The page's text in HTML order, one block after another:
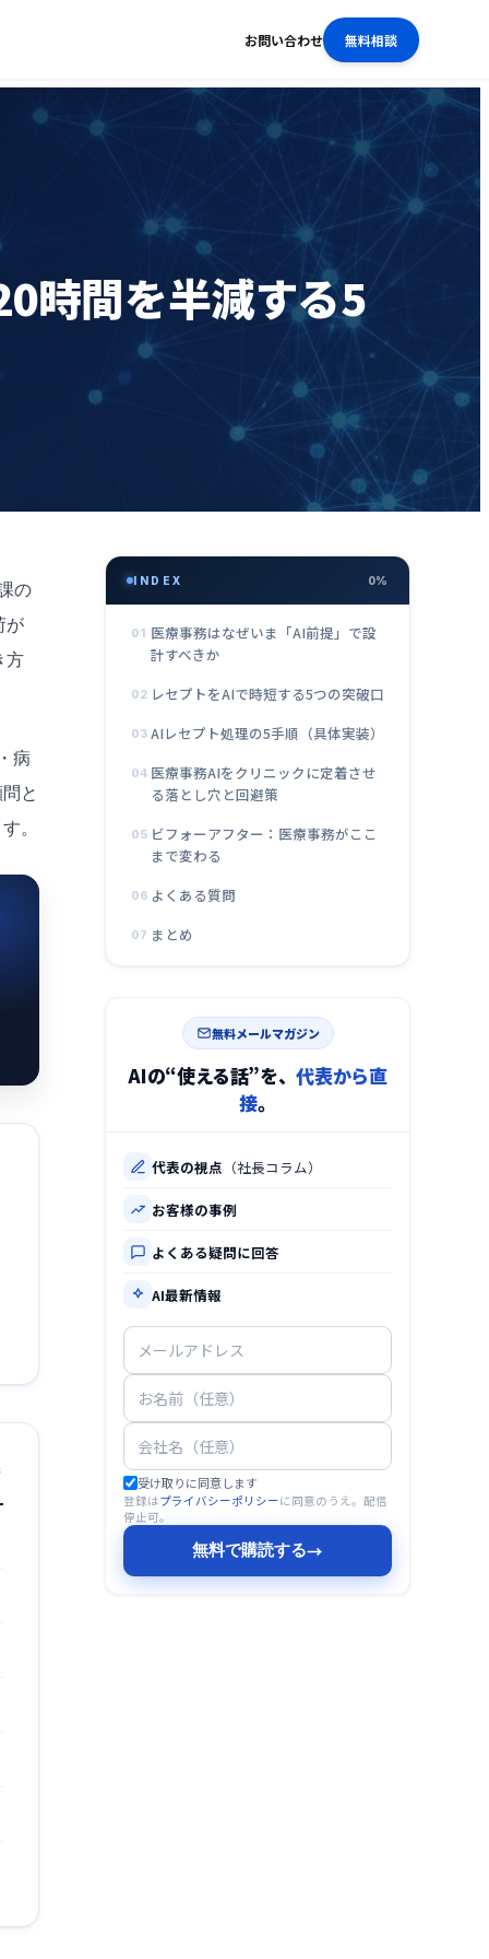
お問い合わせ 無料相談
時間を半減する5
の
が
方
病
と
。
INDEX 0%
01 医療事務はなぜいま「AI前提」で設
計すべきか
02 レセプトをAIで時短する5つの突破口
03 AIレセプト処理の5手順（具体実装）
04 医療事務AIをクリニックに定着させ
る落とし穴と回避策
05 ビフォーアフター：医療事務がここ
まで変わる
06 よくある質問
07 まとめ
無料メールマガジン
AIの“使える話”を、代表から直
接。
代表の視点 （社長コラム）
お客様の事例
よくある疑問に回答
AI最新情報
受け取りに同意します
登録はプライバシーポリシーに同意のうえ。配信
停止可。
無料で購読する→